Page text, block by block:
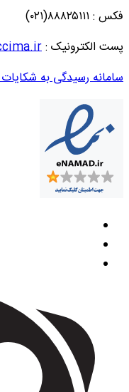
فکس : ۸۸۸۲۵۱۱۱(۰۲۱)
پست الکترونیک :
سامانه رسیدگی به شکایات